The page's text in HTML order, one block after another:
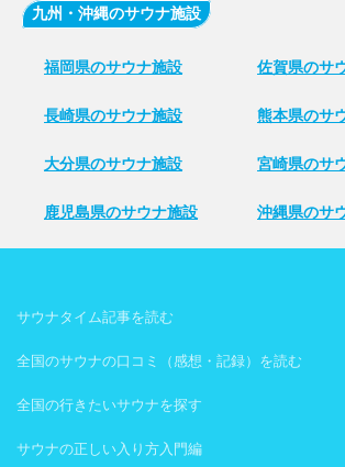
九州・沖縄のサウナ施設
福岡県のサウナ施設 佐賀県のサ
長崎県のサウナ施設 熊本県のサ
大分県のサウナ施設 宮崎県のサ
鹿児島県のサウナ施設 沖縄県のサ
サウナタイム記事を読む
全国のサウナの口コミ（感想・記録）を読む
全国の行きたいサウナを探す
サウナの正しい入り方入門編